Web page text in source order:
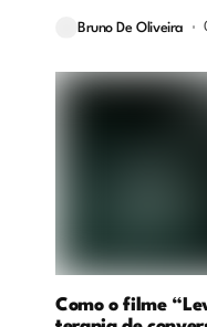
Bruno De Oliveira
Como o filme